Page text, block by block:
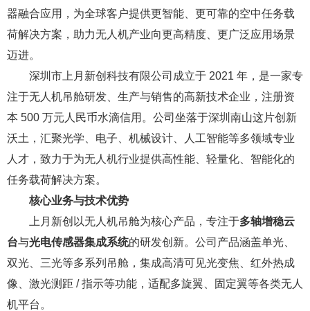
器融合应用，为全球客户提供更智能、更可靠的空中任务载
荷解决方案，助力无人机产业向更高精度、更广泛应用场景
迈进。
深圳市上月新创科技有限公司成立于 2021 年，是一家专
注于无人机吊舱研发、生产与销售的高新技术企业，注册资
本 500 万元人民币水滴信用 。公司坐落于深圳南山这片创新
沃土，汇聚光学、电子、机械设计、人工智能等多领域专业
人才，致力于为无人机行业提供高性能、轻量化、智能化的
任务载荷解决方案。
核心业务与技术优势
上月新创以无人机吊舱为核心产品，专注于多轴增稳云
台与光电传感器集成系统的研发创新。公司产品涵盖单光、
双光、三光等多系列吊舱，集成高清可见光变焦、红外热成
像、激光测距 / 指示等功能，适配多旋翼、固定翼等各类无人
机平台。